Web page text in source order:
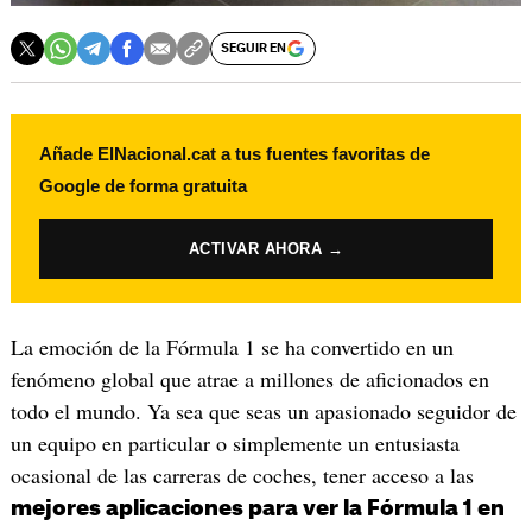
SEGUIR EN
Añade ElNacional.cat a tus fuentes favoritas de
Google de forma gratuita
ACTIVAR AHORA →
La emoción de la Fórmula 1 se ha convertido en un
fenómeno global que atrae a millones de aficionados en
todo el mundo. Ya sea que seas un apasionado seguidor de
un equipo en particular o simplemente un entusiasta
ocasional de las carreras de coches, tener acceso a las
mejores aplicaciones para ver la Fórmula 1 en